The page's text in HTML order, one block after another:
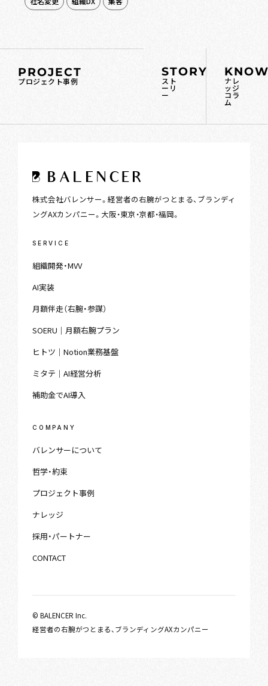
PROJECT
プロジェクト事例
STORY
スト
ーリ
ー
ナレ
ッジ
コラ
ム
株式会社バレンサー。経営者の右腕がつとまる、ブランディ
ングAXカンパニー。大阪・東京・京都・福岡。
SERVICE
組織開発・MVV
AI実装
月額伴走（右腕・参謀）
SOERU｜月額右腕プラン
ヒトツ｜Notion業務基盤
ミタテ｜AI経営分析
補助金でAI導入
COMPANY
バレンサーについて
哲学・約束
プロジェクト事例
ナレッジ
採用・パートナー
CONTACT
© BALENCER Inc.
経営者の右腕がつとまる、ブランディングAXカンパニー